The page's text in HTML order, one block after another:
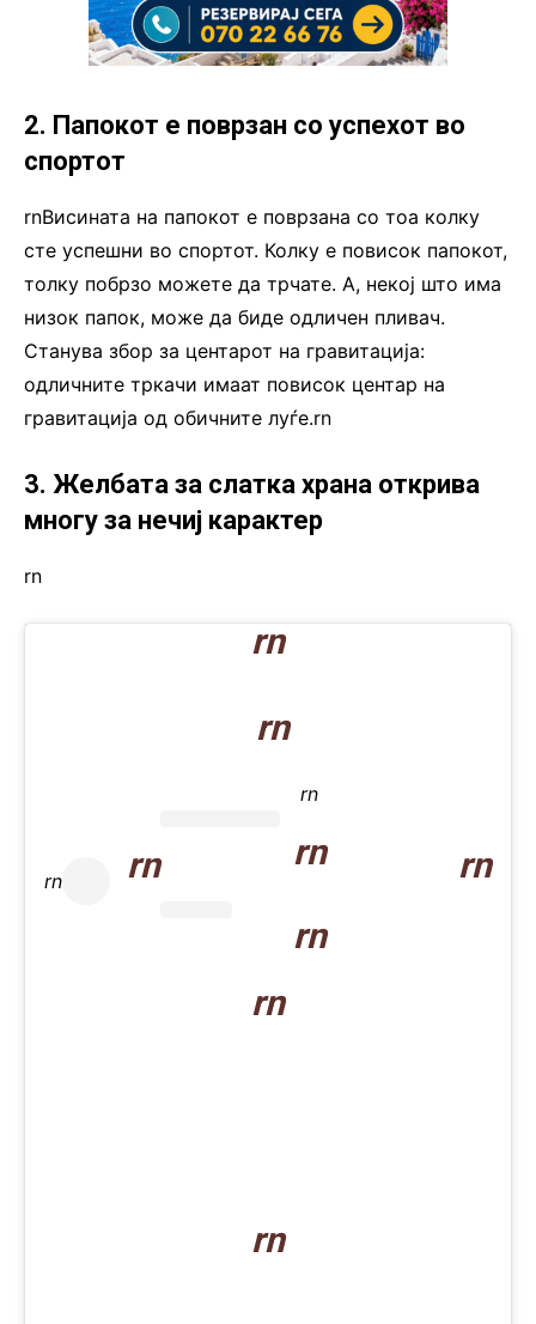
2. Папокот е поврзан со успехот во
спортот
rnВисината на папокот е поврзана со тоа колку
сте успешни во спортот. Колку е повисок папокот,
толку побрзо можете да трчате. А, некој што има
низок папок, може да биде одличен пливач.
Станува збор за центарот на гравитација:
одличните тркачи имаат повисок центар на
гравитација од обичните луѓе.rn
3. Желбата за слатка храна открива
многу за нечиј карактер
rn
rn
rn
rn rn
rn
rn
rn
rn
rn
rn